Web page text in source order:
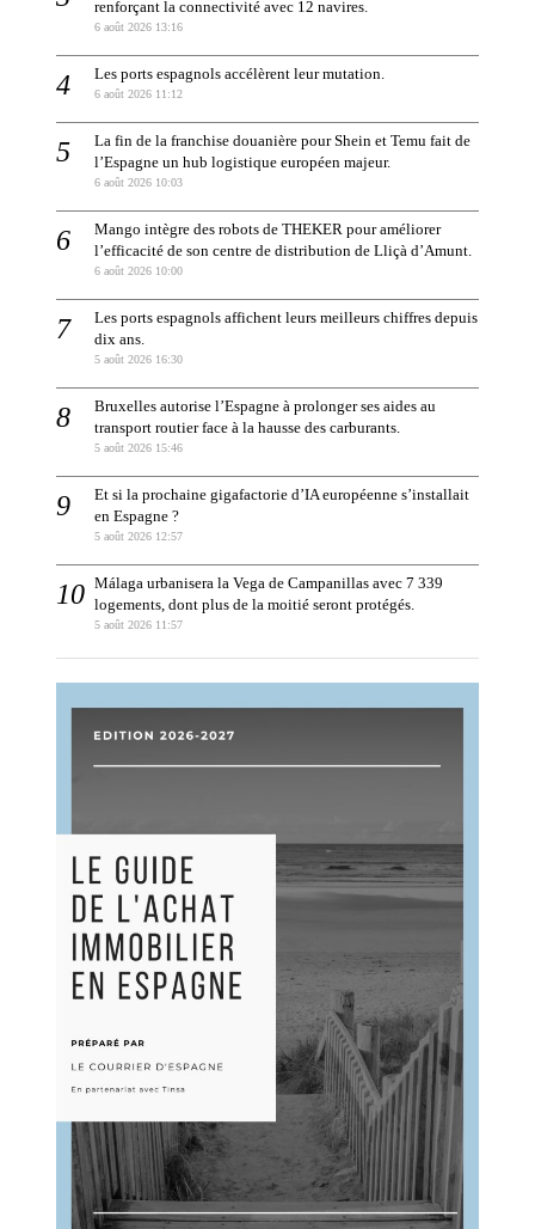
renforçant la connectivité avec 12 navires.
6 août 2026 13:16
Les ports espagnols accélèrent leur mutation.
6 août 2026 11:12
La fin de la franchise douanière pour Shein et Temu fait de
l’Espagne un hub logistique européen majeur.
6 août 2026 10:03
Mango intègre des robots de THEKER pour améliorer
l’efficacité de son centre de distribution de Lliçà d’Amunt.
6 août 2026 10:00
Les ports espagnols affichent leurs meilleurs chiffres depuis
dix ans.
5 août 2026 16:30
Bruxelles autorise l’Espagne à prolonger ses aides au
transport routier face à la hausse des carburants.
5 août 2026 15:46
Et si la prochaine gigafactorie d’IA européenne s’installait
en Espagne ?
5 août 2026 12:57
Málaga urbanisera la Vega de Campanillas avec 7 339
logements, dont plus de la moitié seront protégés.
5 août 2026 11:57